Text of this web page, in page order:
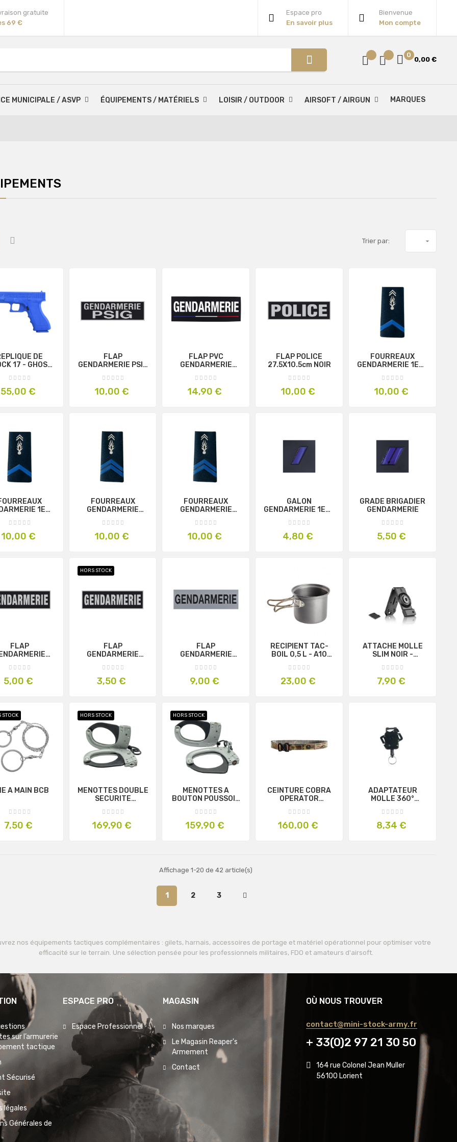
gratuite
69 €
Bienvenue
Mon compte
Espace pro
En savoir plus
0
0,00 €
MUNICIPALE / ASVP ÉQUIPEMENTS / MATÉRIELS LOISIR / OUTDOOR AIRSOFT / AIRGUN MARQUES
Trier par: 
DE
17 - GHOST
Prix
55,00 €
FLAP
GENDARMERIE PSIG
Prix
10,00 €
FLAP PVC
GENDARMERIE
Prix
14,90 €
FLAP POLICE
27.5X10.5cm NOIR
Prix
10,00 €
FOURREAUX
GENDARMERIE 1ERE
Prix
10,00 €
1ERE
Prix
10,00 €
FOURREAUX
GENDARMERIE
Prix
10,00 €
FOURREAUX
GENDARMERIE
Prix
10,00 €
GALON
GENDARMERIE 1ERE
Prix
4,80 €
GRADE BRIGADIER
GENDARMERIE
Prix
5,50 €
FLAP
Prix
5,00 €
HORS STOCK
FLAP
GENDARMERIE
Prix
3,50 €
FLAP
GENDARMERIE
Prix
9,00 €
RÉCIPIENT TAC-
BOIL 0,5 L - A10
Prix
23,00 €
ATTACHE MOLLE
SLIM NOIR -
Prix
7,90 €
STOCK
A MAIN BCB
Prix
7,50 €
HORS STOCK
MENOTTES DOUBLE
SECURITE
S - EQUIPOL
Prix
169,90 €
HORS STOCK
MENOTTES A
BOUTON POUSSOIR
EQUIPOL
Prix
159,90 €
CEINTURE COBRA
OPERATOR
FROG.PRO
Prix
160,00 €
ADAPTATEUR
MOLLE 360°
KEEPER
Prix
8,34 €
Affichage 1-20 de 42 article(s)
1 2 3
nos équipements tactiques complémentaires : gilets, harnais, accessoires de portage et matériel opérationnel pour optimiser votre
efficacité sur le terrain. Une sélection pensée pour les professionnels militaires, FDO et amateurs d'airsoft.
OÙ NOUS TROUVER
contact@mini-stock-army.fr
+ 33(0)2 97 21 30 50
164 rue Colonel Jean Muller
56100 Lorient
sur l’armurerie
tactique
Sécurisé
légales
Générales de
ESPACE PRO
Espace Professionnel
MAGASIN
Nos marques
Le Magasin Reaper's
Armement
Contact